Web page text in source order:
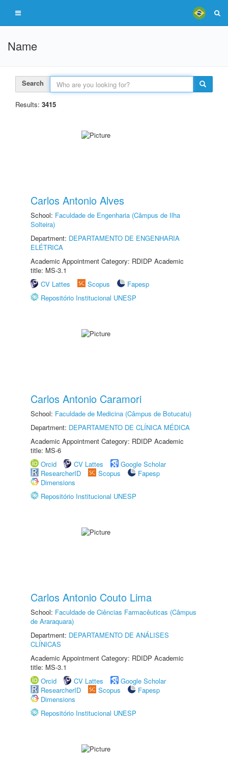
Name
Search
Results: 3415
Carlos Antonio Alves
School: Faculdade de Engenharia (Câmpus de Ilha
Solteira)
Department: DEPARTAMENTO DE ENGENHARIA
ELÉTRICA
Academic Appointment Category: RDIDP Academic
title: MS-3.1
CV Lattes
Scopus
Fapesp
Repositório Institucional UNESP
Carlos Antonio Caramori
School: Faculdade de Medicina (Câmpus de Botucatu)
Department: DEPARTAMENTO DE CLÍNICA MÉDICA
Academic Appointment Category: RDIDP Academic
title: MS-6
Orcid
CV Lattes
Google Scholar
ResearcherID
Scopus
Fapesp
Dimensions
Repositório Institucional UNESP
Carlos Antonio Couto Lima
School: Faculdade de Ciências Farmacêuticas (Câmpus
de Araraquara)
Department: DEPARTAMENTO DE ANÁLISES
CLÍNICAS
Academic Appointment Category: RDIDP Academic
title: MS-3.1
Orcid
CV Lattes
Google Scholar
ResearcherID
Scopus
Fapesp
Dimensions
Repositório Institucional UNESP